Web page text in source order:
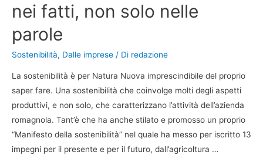
nei fatti, non solo nelle
parole
Sostenibilità, Dalle imprese / Di redazione
La sostenibilità è per Natura Nuova imprescindibile del proprio
saper fare. Una sostenibilità che coinvolge molti degli aspetti
produttivi, e non solo, che caratterizzano l’attività dell’azienda
romagnola. Tant’è che ha anche stilato e promosso un proprio
“Manifesto della sostenibilità” nel quale ha messo per iscritto 13
impegni per il presente e per il futuro, dall’agricoltura …